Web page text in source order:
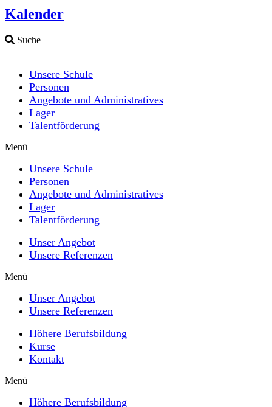
Kalender
Suche
Unsere Schule
Personen
Angebote und Administratives
Lager
Talentförderung
Menü
Unsere Schule
Personen
Angebote und Administratives
Lager
Talentförderung
Unser Angebot
Unsere Referenzen
Menü
Unser Angebot
Unsere Referenzen
Höhere Berufsbildung
Kurse
Kontakt
Menü
Höhere Berufsbildung